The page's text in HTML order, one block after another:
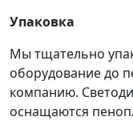
Упаковка
Мы тщательно
оборудование до
компанию.
оснащаются